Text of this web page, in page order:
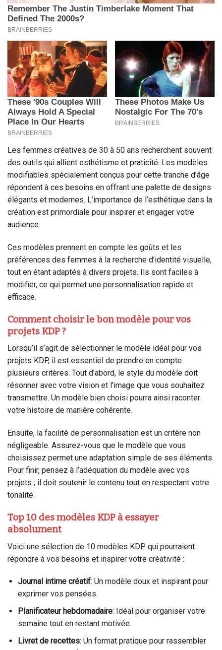
Les femmes créatives de 30 à 50 ans recherchent souvent
des outils qui allient esthétisme et praticité. Les modèles
modifiables spécialement conçus pour cette tranche d’âge
répondent à ces besoins en offrant une palette de designs
élégants et modernes. L’importance de l’esthétique dans la
création est primordiale pour inspirer et engager votre
audience.
Ces modèles prennent en compte les goûts et les
préférences des femmes à la recherche d’identité visuelle,
tout en étant adaptés à divers projets. Ils sont faciles à
modifier, ce qui permet une personnalisation rapide et
efficace.
Comment choisir le bon modèle pour vos
projets KDP ?
Lorsqu’il s’agit de sélectionner le modèle idéal pour vos
projets KDP, il est essentiel de prendre en compte
plusieurs critères. Tout d’abord, le style du modèle doit
résonner avec votre vision et l’image que vous souhaitez
transmettre. Un modèle bien choisi pourra ainsi raconter
votre histoire de manière cohérente.
Ensuite, la facilité de personnalisation est un critère non
négligeable. Assurez-vous que le modèle que vous
choisissez permet une adaptation simple de ses éléments.
Pour finir, pensez à l’adéquation du modèle avec vos
projets ; il doit soutenir le contenu tout en respectant votre
tonalité.
Top 10 des modèles KDP à essayer
absolument
Voici une sélection de 10 modèles KDP qui pourraient
répondre à vos besoins et inspirer votre créativité :
Journal intime créatif: Un modèle doux et inspirant pour
exprimer vos pensées.
Planificateur hebdomadaire: Idéal pour organiser votre
semaine tout en restant motivée.
Livret de recettes: Un format pratique pour rassembler